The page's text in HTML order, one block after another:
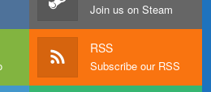
Join us on Steam
RSS
Subscribe our RSS